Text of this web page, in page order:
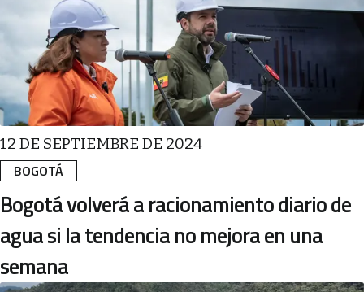
BOGOTÁ
12 DE SEPTIEMBRE DE 2024
Bogotá volverá a racionamiento diario de
agua si la tendencia no mejora en una
semana